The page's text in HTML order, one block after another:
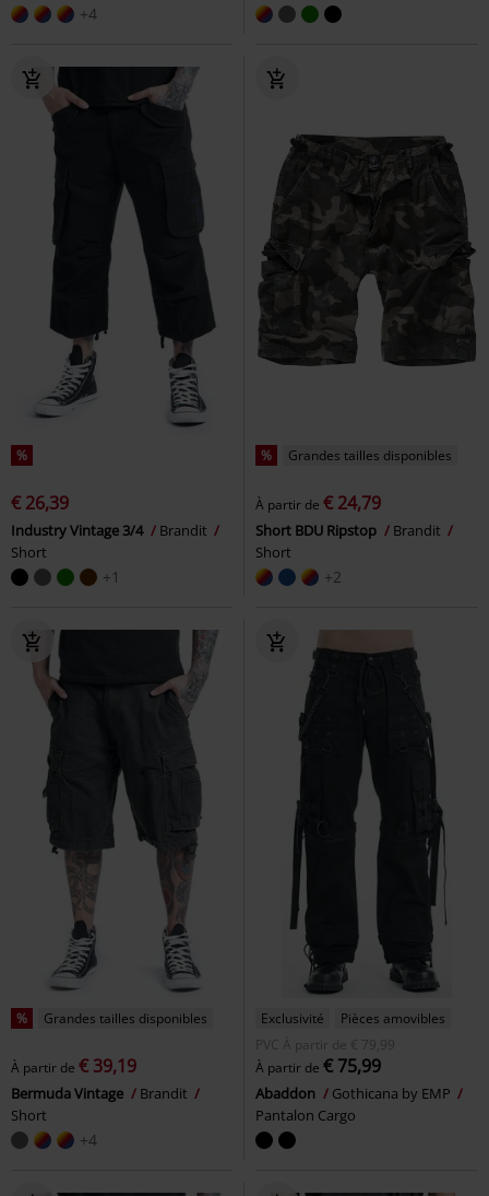
+4
%
€ 26,39
Industry Vintage 3/4
Brandit
Short
+1
% Grandes tailles disponibles
À partir de € 24,79
Short BDU Ripstop
Brandit
Short
+2
% Grandes tailles disponibles
À partir de € 39,19
Bermuda Vintage
Brandit
Short
+4
Exclusivité
Pièces amovibles
PVC
À partir de € 79,99
À partir de € 75,99
Abaddon
Gothicana by EMP
Pantalon Cargo